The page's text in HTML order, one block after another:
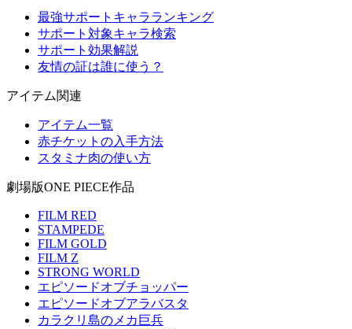
最強サポートキャラランキング
サポート対象キャラ検索
サポート効果解説
友情の証は誰に使う？
アイテム関連
アイテム一覧
赤チケットの入手方法
スタミナ肉の使い方
劇場版ONE PIECE作品
FILM RED
STAMPEDE
FILM GOLD
FILM Z
STRONG WORLD
エピソードオブチョッパー
エピソードオブアラバスタ
カラクリ島のメカ巨兵